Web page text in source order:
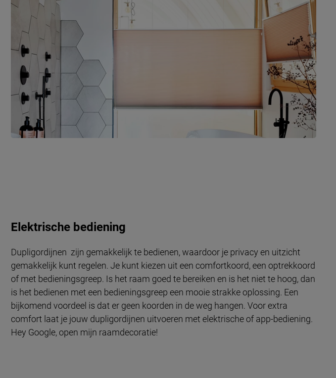
Elektrische bediening
Dupligordijnen zijn gemakkelijk te bedienen, waardoor je privacy en uitzicht
gemakkelijk kunt regelen. Je kunt kiezen uit een comfortkoord, een optrekkoord
of met bedieningsgreep. Is het raam goed te bereiken en is het niet te hoog, dan
is het bedienen met een bedieningsgreep een mooie strakke oplossing. Een
bijkomend voordeel is dat er geen koorden in de weg hangen. Voor extra
comfort laat je jouw dupligordijnen uitvoeren met elektrische of app-bediening.
Hey Google, open mijn raamdecoratie!